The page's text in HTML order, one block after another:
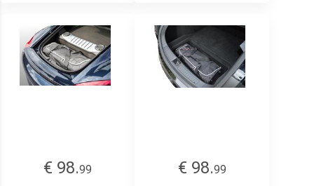
€ 98.99 € 98.99